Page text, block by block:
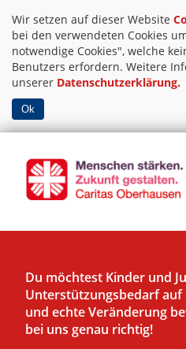
Wir setzen auf dieser Website
bei den verwendeten Cookies
notwendige Cookies", welche
Benutzers erfordern. Weitere
unserer Datenschutzerklärung.
Ok
Du möchtest Kinder und
Unterstützungsbedarf auf
und echte Veränderung
bei uns genau richtig!